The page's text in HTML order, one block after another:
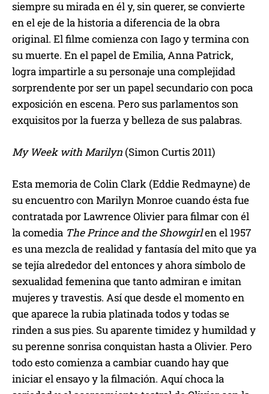
siempre su mirada en él y, sin querer, se convierte
en el eje de la historia a diferencia de la obra
original. El filme comienza con Iago y termina con
su muerte. En el papel de Emilia, Anna Patrick,
logra impartirle a su personaje una complejidad
sorprendente por ser un papel secundario con poca
exposición en escena. Pero sus parlamentos son
exquisitos por la fuerza y belleza de sus palabras.
My Week with Marilyn (Simon Curtis 2011)
Esta memoria de Colin Clark (Eddie Redmayne) de
su encuentro con Marilyn Monroe cuando ésta fue
contratada por Lawrence Olivier para filmar con él
la comedia The Prince and the Showgirlen el 1957
es una mezcla de realidad y fantasía del mito que ya
se tejía alrededor del entonces y ahora símbolo de
sexualidad femenina que tanto admiran e imitan
mujeres y travestis. Así que desde el momento en
que aparece la rubia platinada todos y todas se
rinden a sus pies. Su aparente timidez y humildad y
su perenne sonrisa conquistan hasta a Olivier. Pero
todo esto comienza a cambiar cuando hay que
iniciar el ensayo y la filmación. Aquí choca la